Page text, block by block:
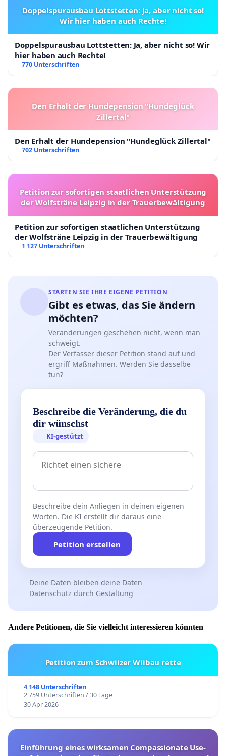
Doppelspurausbau Lottstetten: Ja, aber nicht so!
Wir hier haben auch Rechte!
Doppelspurausbau Lottstetten: Ja, aber nicht so! Wir
hier haben auch Rechte!
770 Unterschriften
Den Erhalt der Hundepension "Hundeglück
Zillertal"
Den Erhalt der Hundepension "Hundeglück Zillertal"
702 Unterschriften
Petition zur sofortigen staatlichen Unterstützung
der Wolfsträne Leipzig in der Trauerbewältigung
Petition zur sofortigen staatlichen Unterstützung
der Wolfsträne Leipzig in der Trauerbewältigung
1 127 Unterschriften
STARTEN SIE IHRE EIGENE PETITION
Gibt es etwas, das Sie ändern
möchten?
Veränderungen geschehen nicht, wenn man
schweigt.
Der Verfasser dieser Petition stand auf und
ergriff Maßnahmen. Werden Sie dasselbe
tun?
Beschreibe die Veränderung, die du
dir wünschst
KI-gestützt
Beschreibe dein Anliegen in deinen eigenen
Worten. Die KI erstellt dir daraus eine
überzeugende Petition.
Petition erstellen
Deine Daten bleiben deine Daten
Datenschutz durch Gestaltung
Andere Petitionen, die Sie vielleicht interessieren könnten
Petition zum Schwiizer Wiibau rette
4 148 Unterschriften
2 759 Unterschriften / 30 Tage
30 Apr 2026
Einführung eines wirksamen Compassionate Use-